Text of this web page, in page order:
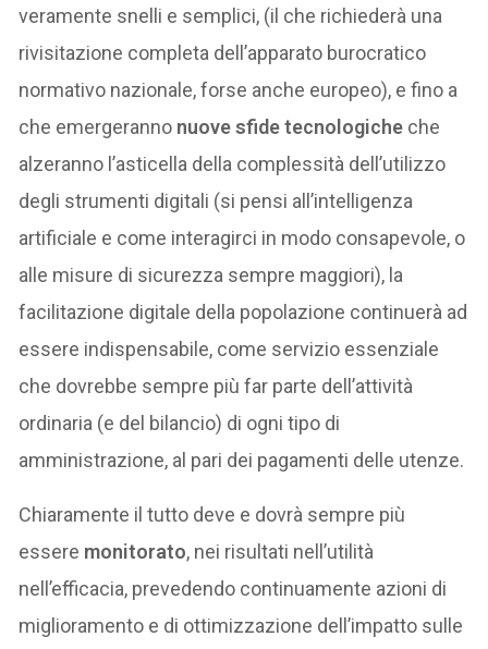
veramente snelli e semplici, (il che richiederà una
rivisitazione completa dell’apparato burocratico
normativo nazionale, forse anche europeo), e fino a
che emergeranno nuove sfide tecnologiche che
alzeranno l’asticella della complessità dell’utilizzo
degli strumenti digitali (si pensi all’intelligenza
artificiale e come interagirci in modo consapevole, o
alle misure di sicurezza sempre maggiori), la
facilitazione digitale della popolazione continuerà ad
essere indispensabile, come servizio essenziale
che dovrebbe sempre più far parte dell’attività
ordinaria (e del bilancio) di ogni tipo di
amministrazione, al pari dei pagamenti delle utenze.
Chiaramente il tutto deve e dovrà sempre più
essere monitorato, nei risultati nell’utilità
nell’efficacia, prevedendo continuamente azioni di
miglioramento e di ottimizzazione dell’impatto sulle